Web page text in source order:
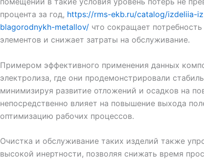
процента за год, https://rms-ekb.ru/catalog/izdeliia-
blagorodnykh-metallov/ что сокращает
элементов и снижает затраты на обслуживание.
Примером эффективного применения данных
электролиза, где они продемонстрировали
минимизируя развитие отложений и осадков на
непосредственно влияет на повышение выхода
оптимизацию рабочих процессов.
Очистка и обслуживание таких изделий также
высокой инертности, позволяя снижать время